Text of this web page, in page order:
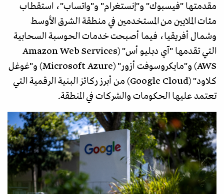
مقدمتها "فيسبوك" و"إنستغرام" و"واتساب"، استقطاب
مئات الملايين من المستخدمين في منطقة الشرق الأوسط
وشمال أفريقيا، فيما أصبحت خدمات الحوسبة السحابية
التي تقدمها "آي دبليو أس" (Amazon Web Services
AWS) و"مايكروسوفت أزور" (Microsoft Azure) و"غوغل
كلاود" (Google Cloud) من أبرز ركائز البنية الرقمية التي
تعتمد عليها الحكومات والشركات في المنطقة.